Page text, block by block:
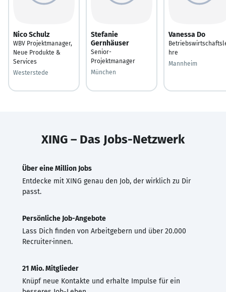
Nico Schulz
WBV Projektmanager,
Neue Produkte &
Services
Westerstede
Stefanie
Gernhäuser
Senior-
Projektmanager
München
Vanessa Do
hre
Mannheim
XING – Das Jobs-Netzwerk
Über eine Million Jobs
Entdecke mit XING genau den Job, der wirklich zu Dir
passt.
Persönliche Job-Angebote
Lass Dich finden von Arbeitgebern und über 20.000
Recruiter·innen.
21 Mio. Mitglieder
Knüpf neue Kontakte und erhalte Impulse für ein